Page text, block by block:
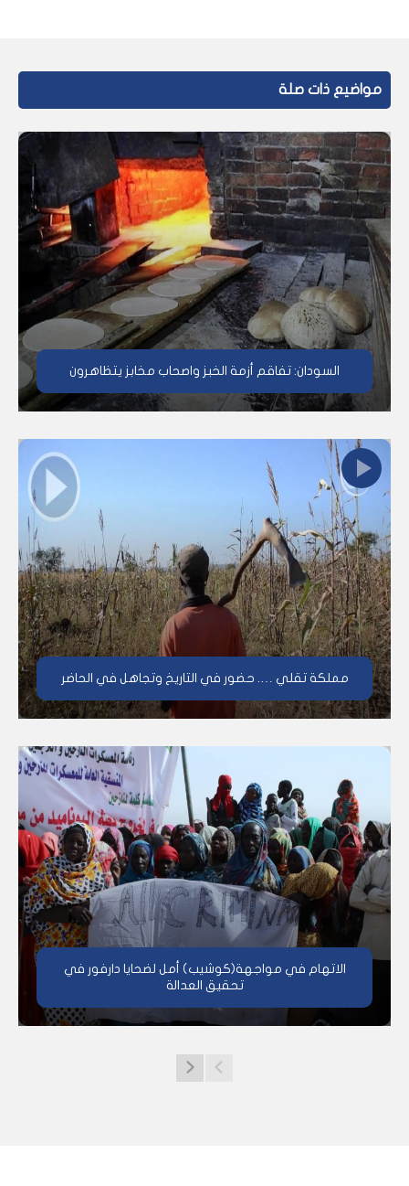
مواضيع ذات صلة
السودان: تفاقم أزمة الخبز واصحاب مخابز يتظاهرون
مملكة تقلي …. حضور في التاريخ وتجاهل في الحاضر
الاتهام في مواجهة(كوشيب) أمل لضحايا دارفور في
تحقيق العدالة